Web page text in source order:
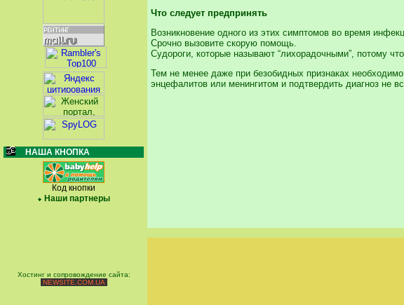
НАША КНОПКА
Код кнопки
Наши партнеры
Что следует предпринять
Возникновение одного из этих симптомов во время
Срочно вызовите скорую помощь.
Судороги, которые называют “лихорадочными”, потому
Тем не менее даже при безобидных признаках
энцефалитов или менингитом и подтвердить диагноз не
Хостинг и сопровождение сайта:
NEWSITE.COM.UA